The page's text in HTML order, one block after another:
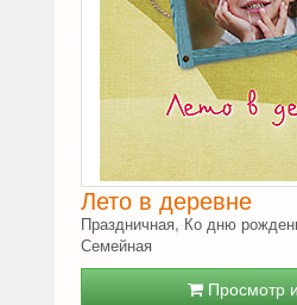
Лето в деревне
Праздничная, Ко дню
Семейная
Просмотр